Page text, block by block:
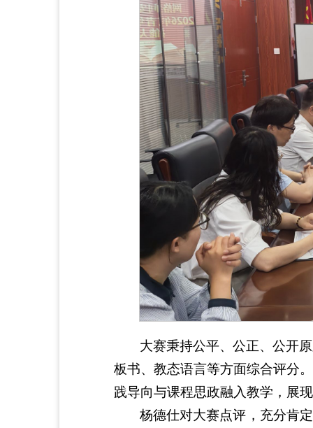
大赛秉持公平、公正、公开
板书、教态语言等方面综合评分
践导向与课程思政融入教学，展
杨德仕对大赛点评，充分肯